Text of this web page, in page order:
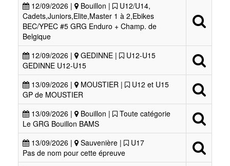
12/09/2026 |
Bouillon |
U12/U14,
Cadets,Juniors,Elite,Master 1 à 2,Ebikes
BEC/YPEC #5 GRG Enduro + Champ. de
Belgique
12/09/2026 |
GEDINNE |
U12-U15
GEDINNE U12-U15
13/09/2026 |
MOUSTIER |
U12 et U15
GP de MOUSTIER
13/09/2026 |
Bouillon |
Toute catégorie
Le GRG Bouillon BAMS
13/09/2026 |
Sauvenière |
U17
Pas de nom pour cette épreuve